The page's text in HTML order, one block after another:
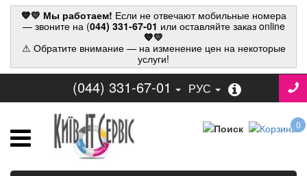
💙💛 Мы работаем! Если не отвечают мобильные номера
— звоните на (044) 331-67-01 или оставляйте заказ online
💙💛
⚠ Обратите внимание — на изменение цен на некоторые
услуги!
(044) 331-67-01 РУС
0